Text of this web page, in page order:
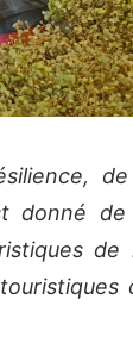
donné de
de